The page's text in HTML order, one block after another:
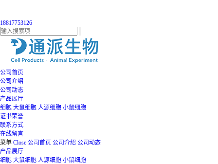
18817753126
公司首页
公司介绍
公司动态
产品展厅
细胞 大鼠细胞 人源细胞 小鼠细胞
证书荣誉
联系方式
在线留言
菜单 Close 公司首页 公司介绍 公司动态
产品展厅
细胞 大鼠细胞 人源细胞 小鼠细胞